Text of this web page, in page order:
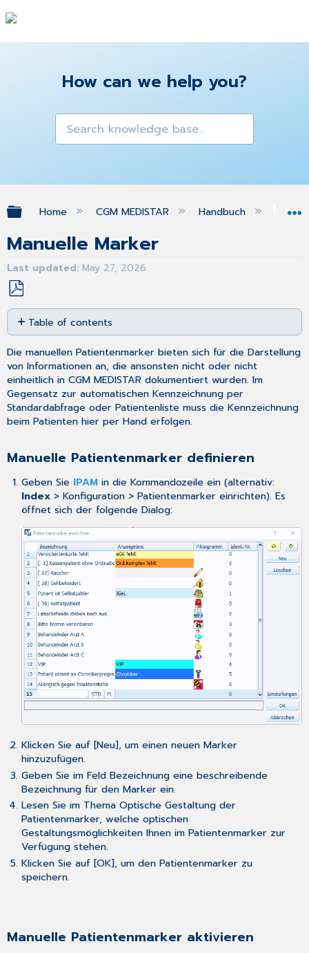
How can we help you?
Expand/collapse global hierarchy
Home CGM MEDISTAR Handbuch
Manuelle Marker
Last updated May 27, 2026
Save
as
PDF
Table of contents
Patientenmarker
definieren
Manuelle
Patientenmarker
aktivieren
Manuelle
deaktivieren
Die manuellen Patientenmarker bieten sich für die Darstellung
von Informationen an, die ansonsten nicht oder nicht
einheitlich in CGM MEDISTAR dokumentiert wurden. Im
Gegensatz zurautomatischen Kennzeichnung per
Standardabfrage oder Patientenliste muss die Kennzeichnung
beim Patienten hier per Hand erfolgen.
Manuelle Patientenmarker definieren
Geben Sie IPAMin die Kommandozeile ein (alternativ:
Index> Konfiguration > Patientenmarker einrichten). Es
öffnet sich der folgende Dialog:
Klicken Sie auf [Neu], um einen neuen Marker
hinzuzufügen.
Geben Sie im Feld Bezeichnung eine beschreibende
Bezeichnung für den Marker ein.
Lesen Sie im Thema Optische Gestaltung der
Patientenmarker, welche optischen
Gestaltungsmöglichkeiten Ihnen im Patientenmarker zur
Verfügung stehen.
Klicken Sie auf [OK], um den Patientenmarker zu
speichern.
Manuelle Patientenmarker aktivieren